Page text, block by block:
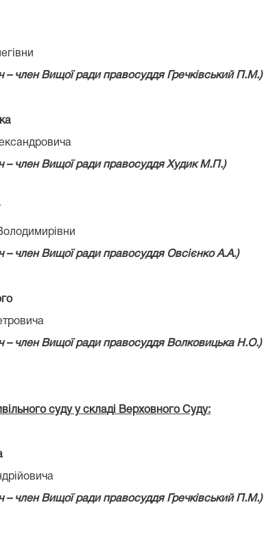
– член Вищої ради правосуддя Гречківський П.М.)
– член Вищої ради правосуддяХудик М.П.)
– член Вищої ради правосуддя Овсієнко А.А.)
– член Вищої ради правосуддя Волковицька Н.О.)
суду у складі Верховного Суду:
– член Вищої ради правосуддя Гречківський П.М.)